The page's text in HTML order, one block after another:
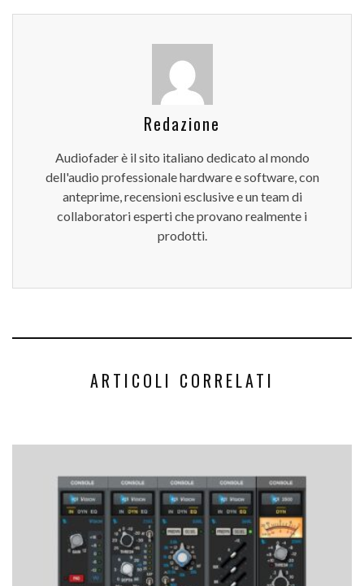
Redazione
Audiofader è il sito italiano dedicato al mondo
dell'audio professionale hardware e software, con
anteprime, recensioni esclusive e un team di
collaboratori esperti che provano realmente i
prodotti.
ARTICOLI CORRELATI